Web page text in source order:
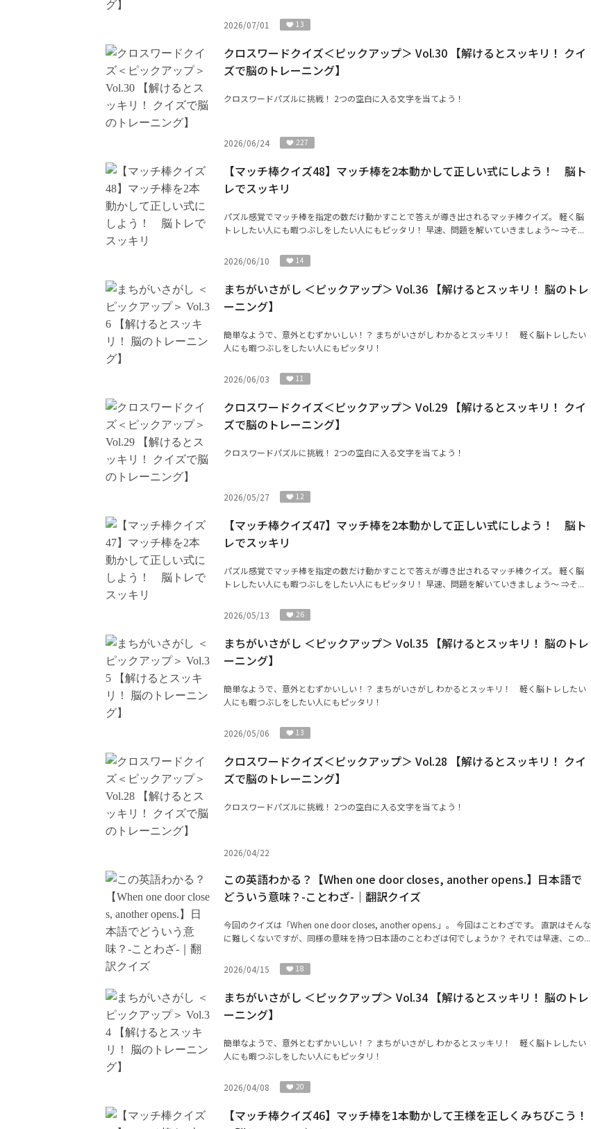
2026/07/01 13
クロスワードクイズ＜ピックアップ＞ Vol.30 【解けるとスッキリ！ クイ
ズで脳のトレーニング】
クロスワードパズルに挑戦！ 2つの空白に入る文字を当てよう！
2026/06/24 227
【マッチ棒クイズ48】マッチ棒を2本動かして正しい式にしよう！ 脳ト
レでスッキリ
パズル感覚でマッチ棒を指定の数だけ動かすことで答えが導き出されるマッチ棒クイズ。 軽く脳
トレしたい人にも暇つぶしをしたい人にもピッタリ！ 早速、問題を解いていきましょう～ ⇒そ...
2026/06/10 14
まちがいさがし ＜ピックアップ＞ Vol.36 【解けるとスッキリ！ 脳のトレ
ーニング】
簡単なようで、意外とむずかいしい！？ まちがいさがし わかるとスッキリ！ 軽く脳トレしたい
人にも暇つぶしをしたい人にもピッタリ！
2026/06/03 11
クロスワードクイズ＜ピックアップ＞ Vol.29 【解けるとスッキリ！ クイ
ズで脳のトレーニング】
クロスワードパズルに挑戦！ 2つの空白に入る文字を当てよう！
2026/05/27 12
【マッチ棒クイズ47】マッチ棒を2本動かして正しい式にしよう！ 脳ト
レでスッキリ
パズル感覚でマッチ棒を指定の数だけ動かすことで答えが導き出されるマッチ棒クイズ。 軽く脳
トレしたい人にも暇つぶしをしたい人にもピッタリ！ 早速、問題を解いていきましょう～ ⇒そ...
2026/05/13 26
まちがいさがし ＜ピックアップ＞ Vol.35 【解けるとスッキリ！ 脳のトレ
ーニング】
簡単なようで、意外とむずかいしい！？ まちがいさがし わかるとスッキリ！ 軽く脳トレしたい
人にも暇つぶしをしたい人にもピッタリ！
2026/05/06 13
クロスワードクイズ＜ピックアップ＞ Vol.28 【解けるとスッキリ！ クイ
ズで脳のトレーニング】
クロスワードパズルに挑戦！ 2つの空白に入る文字を当てよう！
2026/04/22
この英語わかる？【When one door closes, another opens.】日本語で
どういう意味？-ことわざ-｜翻訳クイズ
今回のクイズは「When one door closes, another opens.」。 今回はことわざです。 直訳はそんな
に難しくないですが、同様の意味を持つ日本語のことわざは何でしょうか？ それでは早速、この...
2026/04/15 18
まちがいさがし ＜ピックアップ＞ Vol.34 【解けるとスッキリ！ 脳のトレ
ーニング】
簡単なようで、意外とむずかいしい！？ まちがいさがし わかるとスッキリ！ 軽く脳トレしたい
人にも暇つぶしをしたい人にもピッタリ！
2026/04/08 20
【マッチ棒クイズ46】マッチ棒を1本動かして王様を正しくみちびこう！